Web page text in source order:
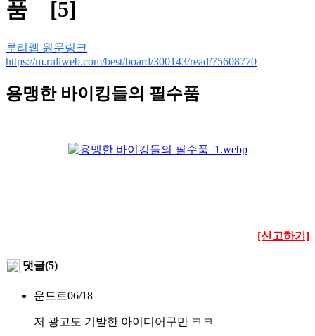
품
[5]
루리웹 원문링크
https://m.ruliweb.com/best/board/300143/read/75608770
용맹한 바이킹들의 필수품
[신고하기]
댓글(5)
운드르06/18
저 광고도 기발한 아이디어구만 ㅋㅋ